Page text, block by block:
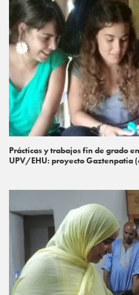
Prácticas y trabajos fin de grado
UPV/EHU: proyecto Gaztenpatia